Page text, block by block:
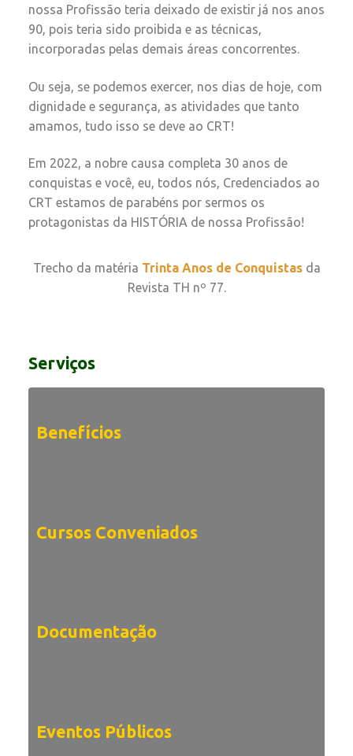
nossa Profissão teria deixado de existir já nos anos
90, pois teria sido proibida e as técnicas,
incorporadas pelas demais áreas concorrentes.
Ou seja, se podemos exercer, nos dias de hoje, com
dignidade e segurança, as atividades que tanto
amamos, tudo isso se deve ao CRT!
Em 2022, a nobre causa completa 30 anos de
conquistas e você, eu, todos nós, Credenciados ao
CRT estamos de parabéns por sermos os
protagonistas da HISTÓRIA de nossa Profissão!
Trecho da matéria Trinta Anos de Conquistas da
Revista TH nº 77.
Serviços
Benefícios
Cursos Conveniados
Documentação
Eventos Públicos